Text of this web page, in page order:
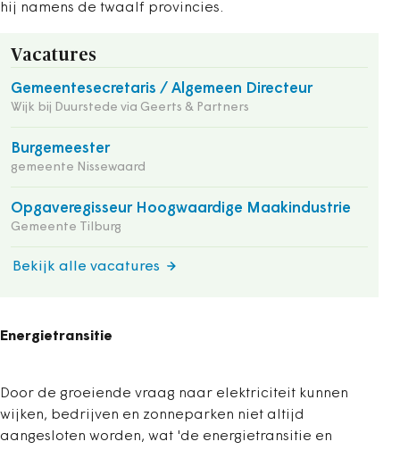
hij namens de twaalf provincies.
Vacatures
Gemeentesecretaris / Algemeen Directeur
Wijk bij Duurstede via Geerts & Partners
Burgemeester
gemeente Nissewaard
Opgaveregisseur Hoogwaardige Maakindustrie
Gemeente Tilburg
Bekijk alle vacatures
Energietransitie
Door de groeiende vraag naar elektriciteit kunnen
wijken, bedrijven en zonneparken niet altijd
aangesloten worden, wat 'de energietransitie en